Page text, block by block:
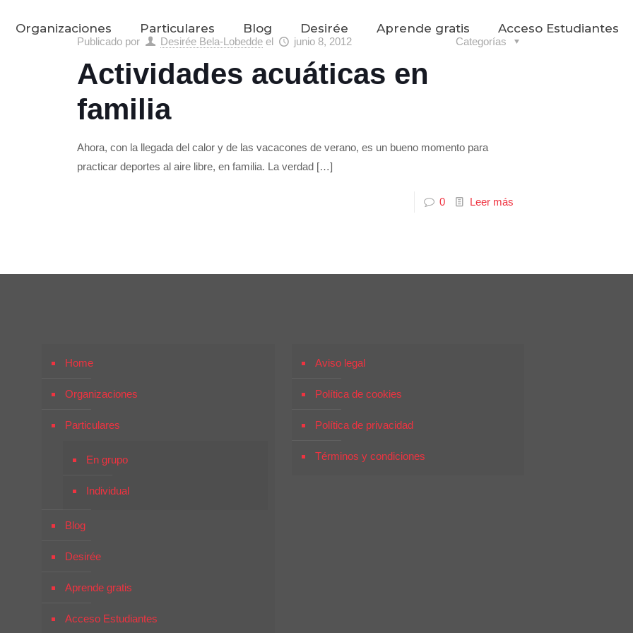
Organizaciones Particulares Blog Desirée Aprende gratis Acceso Estudiantes
Publicado por Desirée Bela-Lobedde el junio 8, 2012 Categorías
Actividades acuáticas en
familia
Ahora, con la llegada del calor y de las vacacones de verano, es un bueno momento para
practicar deportes al aire libre, en familia. La verdad […]
0 Leer más
Home
Organizaciones
Particulares
En grupo
Individual
Blog
Desirée
Aprende gratis
Acceso Estudiantes
Aviso legal
Política de cookies
Política de privacidad
Términos y condiciones